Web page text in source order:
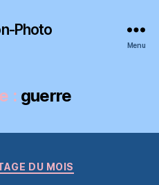
Photo
Menu
: guerre
Catégories
DU MOIS